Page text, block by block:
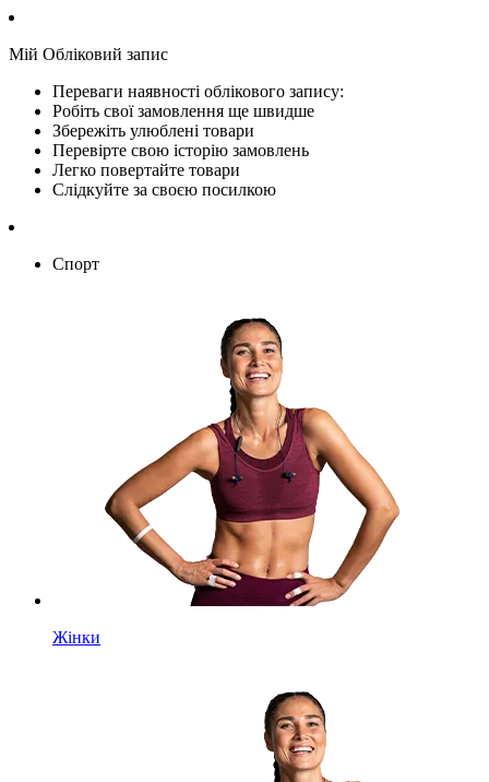
Мій Обліковий запис
Переваги наявності облікового запису:
Робіть свої замовлення ще швидше
Збережіть улюблені товари
Перевірте свою історію замовлень
Легко повертайте товари
Слідкуйте за своєю посилкою
Спорт
Жінки